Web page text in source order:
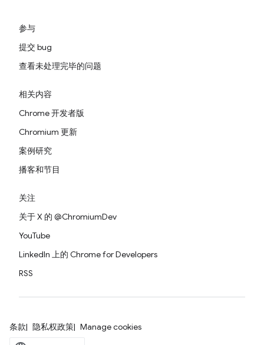
参与
提交 bug
查看未处理完毕的问题
相关内容
Chrome 开发者版
Chromium 更新
案例研究
播客和节目
关注
关于 X 的 @ChromiumDev
YouTube
LinkedIn 上的 Chrome for Developers
RSS
条款 隐私权政策 Manage cookies